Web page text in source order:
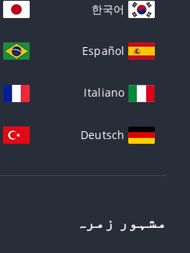
한국어
Español
Italiano
Deutsch
مشہور زمرہ